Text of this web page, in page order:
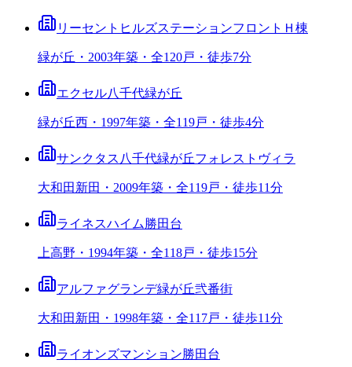
リーセントヒルズステーションフロントＨ棟
緑が丘・2003年築・全120戸・徒歩7分
エクセル八千代緑が丘
緑が丘西・1997年築・全119戸・徒歩4分
サンクタス八千代緑が丘フォレストヴィラ
大和田新田・2009年築・全119戸・徒歩11分
ライネスハイム勝田台
上高野・1994年築・全118戸・徒歩15分
アルファグランデ緑が丘弐番街
大和田新田・1998年築・全117戸・徒歩11分
ライオンズマンション勝田台